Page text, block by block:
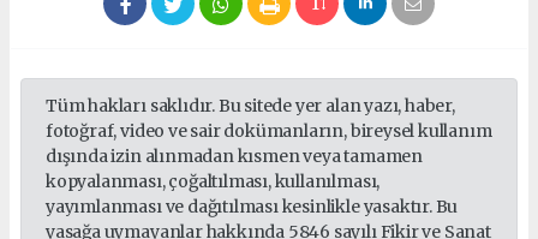
Tüm hakları saklıdır. Bu sitede yer alan yazı, haber,
fotoğraf, video ve sair dokümanların, bireysel kullanım
dışında izin alınmadan kısmen veya tamamen
kopyalanması, çoğaltılması, kullanılması,
yayımlanması ve dağıtılması kesinlikle yasaktır. Bu
yasağa uymayanlar hakkında 5846 sayılı Fikir ve Sanat